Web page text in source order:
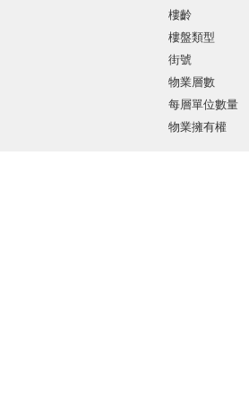
樓齡
樓盤類型
街號
物業層數
每層單位數量
物業擁有權